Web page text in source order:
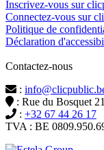
Inscrivez-vous sur
Connectez-vous sur
Politique de
Déclaration
Contactez-nous
:
: Rue du Bosquet
: +32 67 44 26 17
TVA : BE